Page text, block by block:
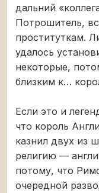
дальний
Потрошитель,
проституткам.
удалось
некоторые,
близким к…
Если это и
что король
казнил двух из
религию —
потому, что
очередной